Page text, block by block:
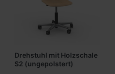
Drehstuhl mit Holzschale
S2 (ungepolstert)